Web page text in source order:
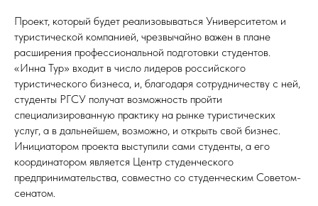
Проект, который будет реализовываться Университетом и
туристической компанией, чрезвычайно важен в плане
расширения профессиональной подготовки студентов.
«Инна Тур» входит в число лидеров российского
туристического бизнеса, и, благодаря сотрудничеству с ней,
студенты РГСУ получат возможность пройти
специализированную практику на рынке туристических
услуг, а в дальнейшем, возможно, и открыть свой бизнес.
Инициатором проекта выступили сами студенты, а его
координатором является Центр студенческого
предпринимательства, совместно со студенческим Советом-
сенатом.